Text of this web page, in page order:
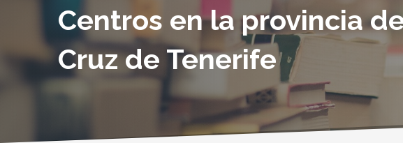
Centros en la provincia
Cruz de Tenerife